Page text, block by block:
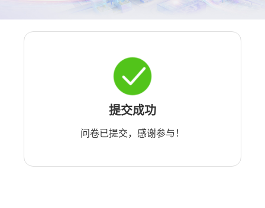
提交成功
问卷已提交，感谢参与！